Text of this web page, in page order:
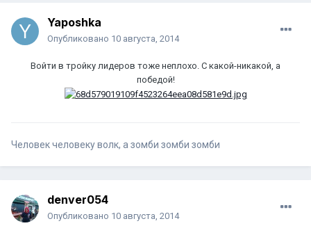
Yaposhka
Опубликовано 10 августа, 2014
Войти в тройку лидеров тоже неплохо. С какой-никакой, а
победой!
Человек человеку волк, а зомби зомби зомби
denver054
Опубликовано 10 августа, 2014